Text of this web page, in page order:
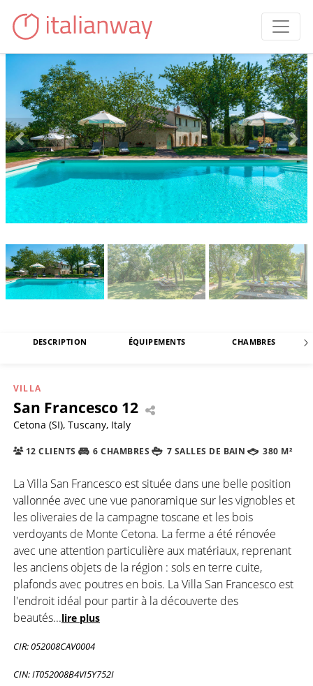
DESCRIPTION ÉQUIPEMENTS CHAMBRES
VILLA
San Francesco 12
Cetona (SI), Tuscany, Italy
12 CLIENTS 6 CHAMBRES 7 SALLES DE BAIN 380 M²
La Villa San Francesco est située dans une belle position
vallonnée avec une vue panoramique sur les vignobles et
les oliveraies de la campagne toscane et les bois
verdoyants de Monte Cetona. La ferme a été rénovée
avec une attention particulière aux matériaux, reprenant
les anciens objets de la région : sols en terre cuite,
plafonds avec poutres en bois. La Villa San Francesco est
l'endroit idéal pour partir à la découverte des
beautés...lire plus
CIR: 052008CAV0004
CIN: IT052008B4VI5Y752I